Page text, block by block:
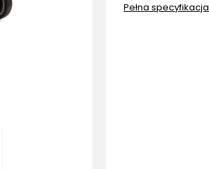
Pełna specyfikacja